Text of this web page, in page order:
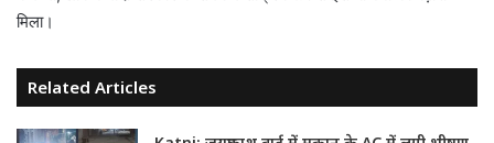
मिला।
Related Articles